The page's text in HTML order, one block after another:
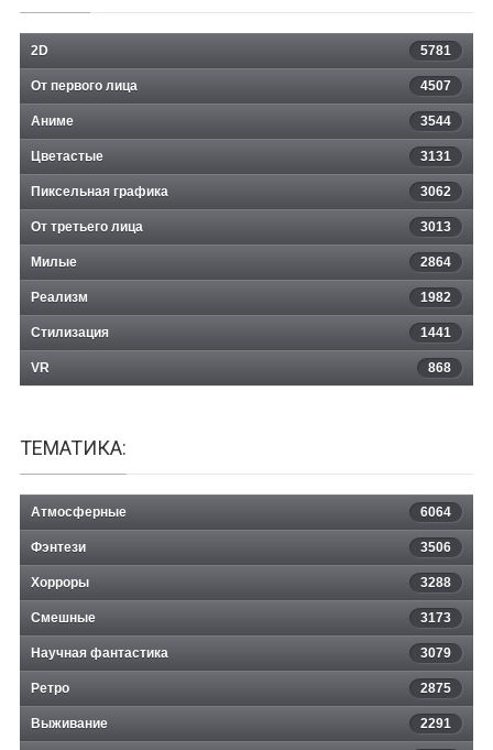
2D 5781
От первого лица 4507
Аниме 3544
Цветастые 3131
Пиксельная графика 3062
От третьего лица 3013
Милые 2864
Реализм 1982
Стилизация 1441
VR 868
ТЕМАТИКА:
Атмосферные 6064
Фэнтези 3506
Хорроры 3288
Смешные 3173
Научная фантастика 3079
Ретро 2875
Выживание 2291